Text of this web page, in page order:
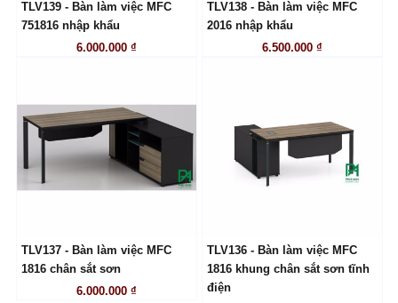
LIÊN HỆ
TLV139 - Bàn làm việc MFC
751816 nhập khẩu
6.000.000 ₫
LIÊN HỆ
TLV138 - Bàn làm việc MFC
2016 nhập khẩu
6.500.000 ₫
LIÊN HỆ
TLV137 - Bàn làm việc MFC
1816 chân sắt sơn
6.000.000 ₫
LIÊN HỆ
TLV136 - Bàn làm việc MFC
1816 khung chân sắt sơn tĩnh
điện